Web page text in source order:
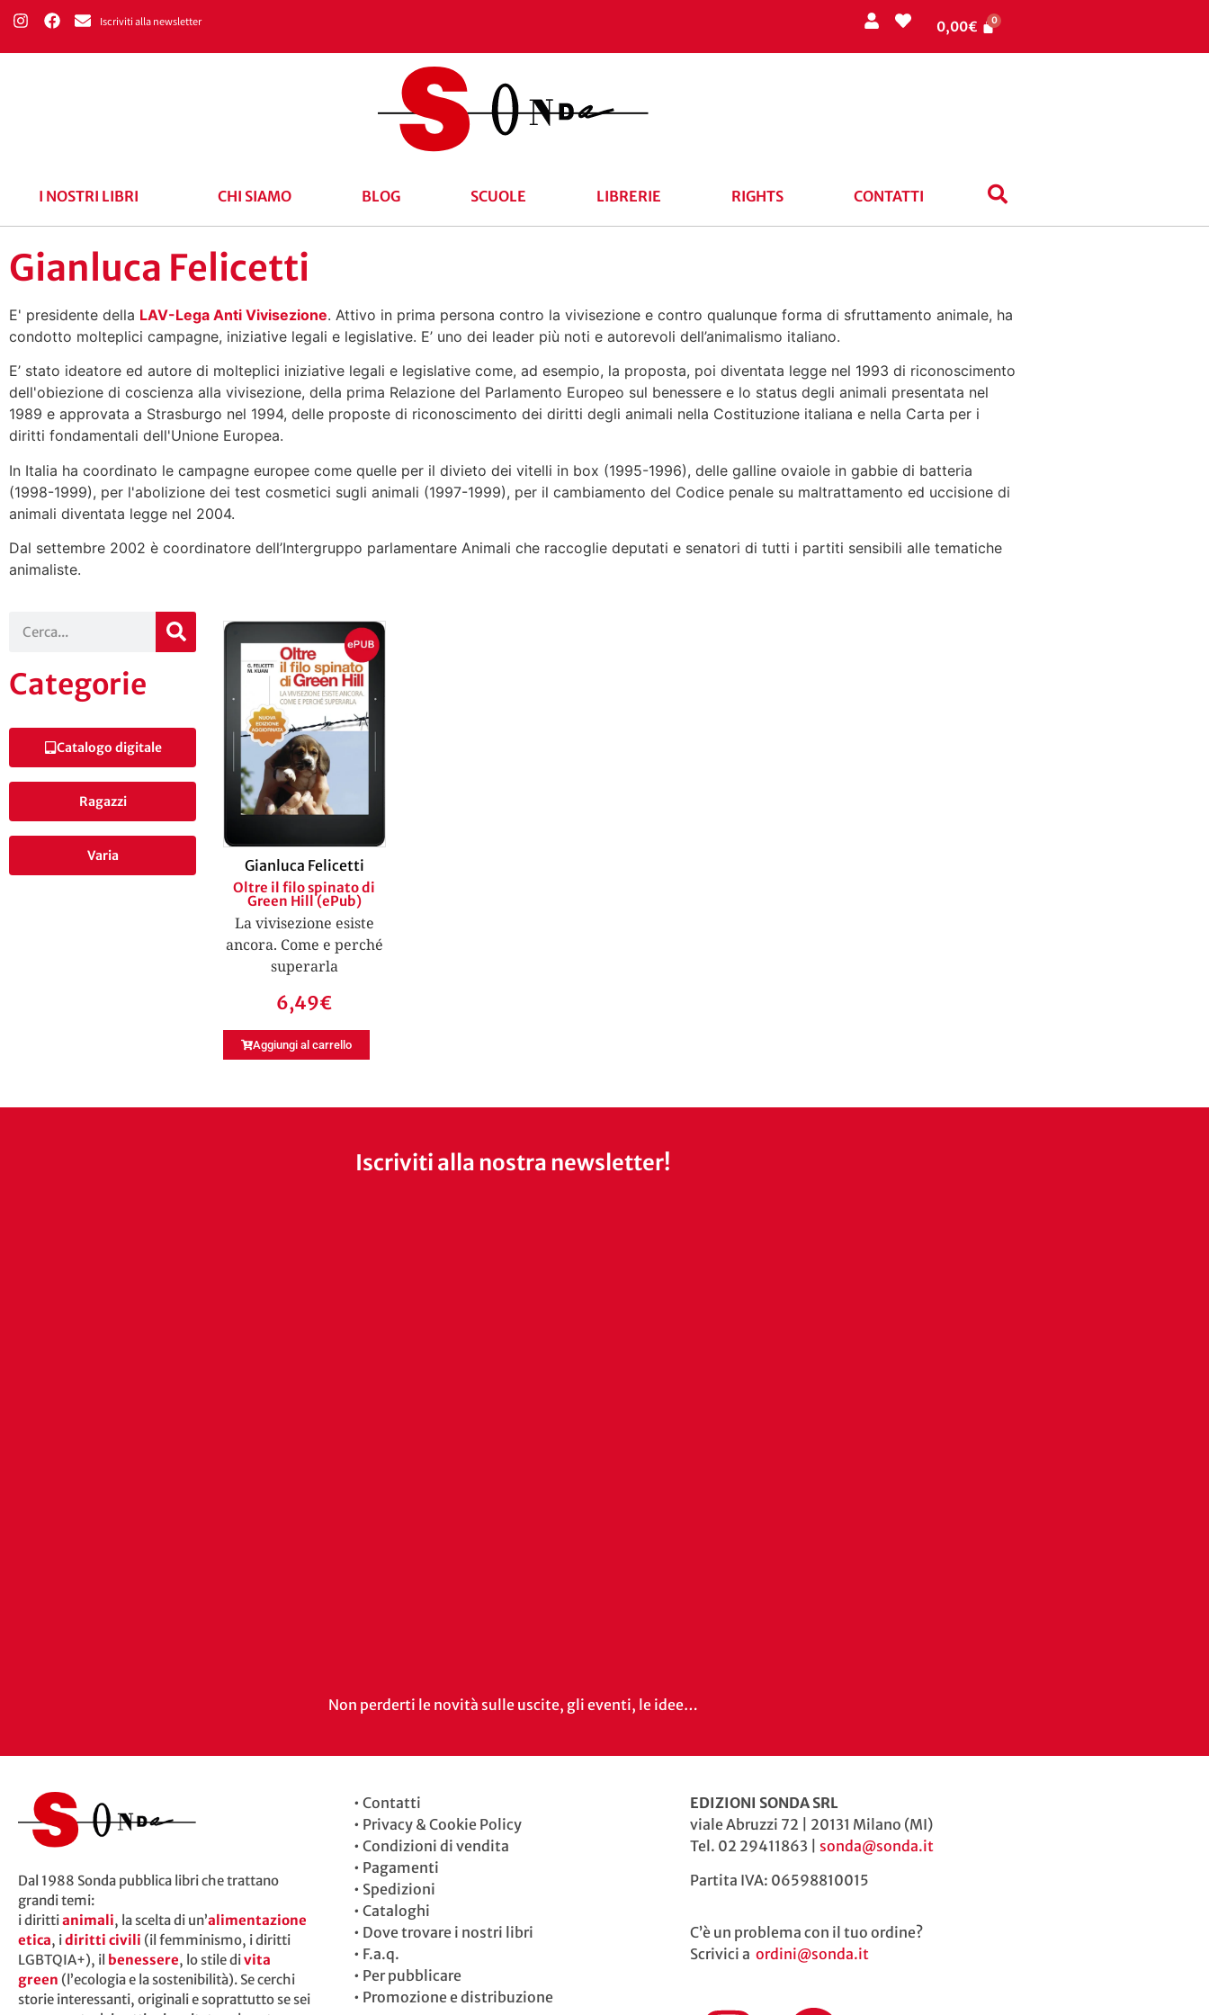
Iscriviti alla newsletter 0,00€
I NOSTRI LIBRI CHI SIAMO BLOG SCUOLE LIBRERIE RIGHTS CONTATTI
Gianluca Felicetti
E' presidente della LAV-Lega Anti Vivisezione. Attivo in prima persona contro la vivisezione e contro qualunque forma di sfruttamento animale, ha
condotto molteplici campagne, iniziative legali e legislative. E’ uno dei leader più noti e autorevoli dell’animalismo italiano.
E’ stato ideatore ed autore di molteplici iniziative legali e legislative come, ad esempio, la proposta, poi diventata legge nel 1993 di riconoscimento
dell'obiezione di coscienza alla vivisezione, della prima Relazione del Parlamento Europeo sul benessere e lo status degli animali presentata nel
1989 e approvata a Strasburgo nel 1994, delle proposte di riconoscimento dei diritti degli animali nella Costituzione italiana e nella Carta per i
diritti fondamentali dell'Unione Europea.
In Italia ha coordinato le campagne europee come quelle per il divieto dei vitelli in box (1995-1996), delle galline ovaiole in gabbie di batteria
(1998-1999), per l'abolizione dei test cosmetici sugli animali (1997-1999), per il cambiamento del Codice penale su maltrattamento ed uccisione di
animali diventata legge nel 2004.
Dal settembre 2002 è coordinatore dell’Intergruppo parlamentare Animali che raccoglie deputati e senatori di tutti i partiti sensibili alle tematiche
animaliste.
Categorie
Catalogo digitale
Ragazzi
Varia
Gianluca Felicetti
Oltre il filo spinato di
Green Hill (ePub)
La vivisezione esiste
ancora. Come e perché
superarla
6,49€
Aggiungi al carrello
Iscriviti alla nostra newsletter!
Non perderti le novità sulle uscite, gli eventi, le idee…
Dal 1988 Sonda pubblica libri che trattano
grandi temi:
i dirittianimali, la scelta di un’alimentazione
etica, idiritti civili (il femminismo, i diritti
LGBTQIA+), il benessere, lo stile divita
green (l’ecologia e la sostenibilità). Se cerchi
storie interessanti, originali e soprattutto se sei
•Contatti
• Privacy & Cookie Policy
•Condizioni di vendita
• Pagamenti
• Spedizioni
•Cataloghi
• Dove trovare i nostri libri
• F.a.q.
• Per pubblicare
• Promozione e distribuzione
EDIZIONI SONDA SRL
viale Abruzzi 72 | 20131 Milano (MI)
Tel. 02 29411863 | sonda@sonda.it
Partita IVA: 06598810015
C’è un problema con il tuo ordine?
Scrivici a ordini@sonda.it